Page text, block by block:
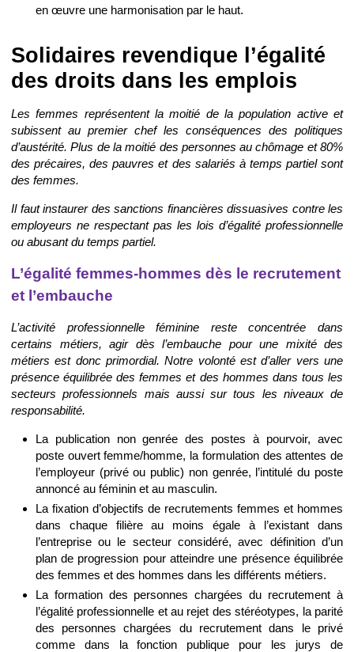
en œuvre une harmonisation par le haut.
Solidaires revendique l’égalité
des droits dans les emplois
Les femmes représentent la moitié de la population active et
subissent au premier chef les conséquences des politiques
d’austérité. Plus de la moitié des personnes au chômage et 80%
des précaires, des pauvres et des salariés à temps partiel sont
des femmes.
Il faut instaurer des sanctions financières dissuasives contre les
employeurs ne respectant pas les lois d’égalité professionnelle
ou abusant du temps partiel.
L’égalité femmes-hommes dès le recrutement
et l’embauche
L’activité professionnelle féminine reste concentrée dans
certains métiers, agir dès l’embauche pour une mixité des
métiers est donc primordial. Notre volonté est d’aller vers une
présence équilibrée des femmes et des hommes dans tous les
secteurs professionnels mais aussi sur tous les niveaux de
responsabilité.
La publication non genrée des postes à pourvoir, avec
poste ouvert femme/homme, la formulation des attentes de
l’employeur (privé ou public) non genrée, l’intitulé du poste
annoncé au féminin et au masculin.
La fixation d’objectifs de recrutements femmes et hommes
dans chaque filière au moins égale à l’existant dans
l’entreprise ou le secteur considéré, avec définition d’un
plan de progression pour atteindre une présence équilibrée
des femmes et des hommes dans les différents métiers.
La formation des personnes chargées du recrutement à
l’égalité professionnelle et au rejet des stéréotypes, la parité
des personnes chargées du recrutement dans le privé
comme dans la fonction publique pour les jurys de